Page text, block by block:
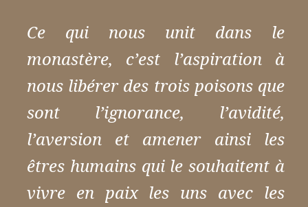
Ce qui nous unit dans le
monastère, c’est l’aspiration à
nous libérer des trois poisons que
sont l’ignorance, l’avidité,
l’aversion et amener ainsi les
êtres humains qui le souhaitent à
vivre en paix les uns avec les